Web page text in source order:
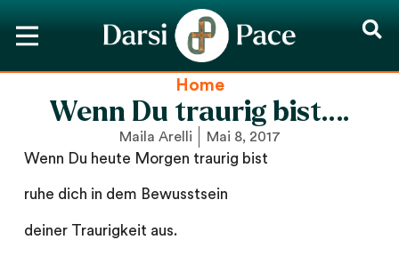
Home
Wenn Du traurig bist….
Maila Arelli Mai 8, 2017
Wenn Du heute Morgen traurig bist
ruhe dich in dem Bewusstsein
deiner Traurigkeit aus.